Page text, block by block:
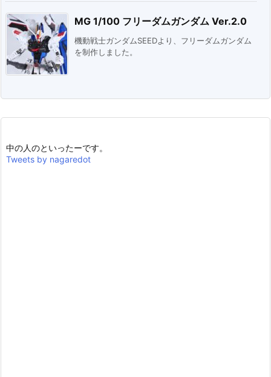
MG 1/100 フリーダムガンダム Ver.2.0
機動戦士ガンダムSEEDより、フリーダムガンダム
を制作しました。
中の人のといったーです。
Tweets by nagaredot